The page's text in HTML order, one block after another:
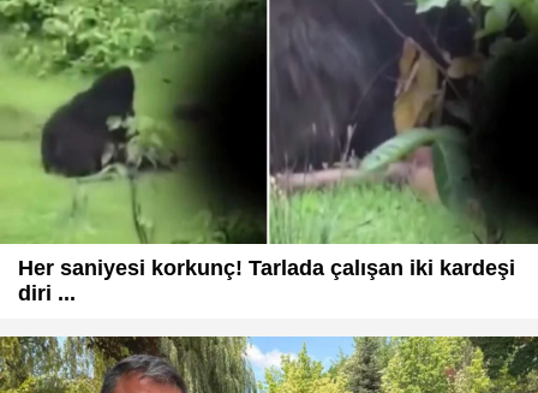
Her saniyesi korkunç! Tarlada çalışan iki kardeşi
diri ...